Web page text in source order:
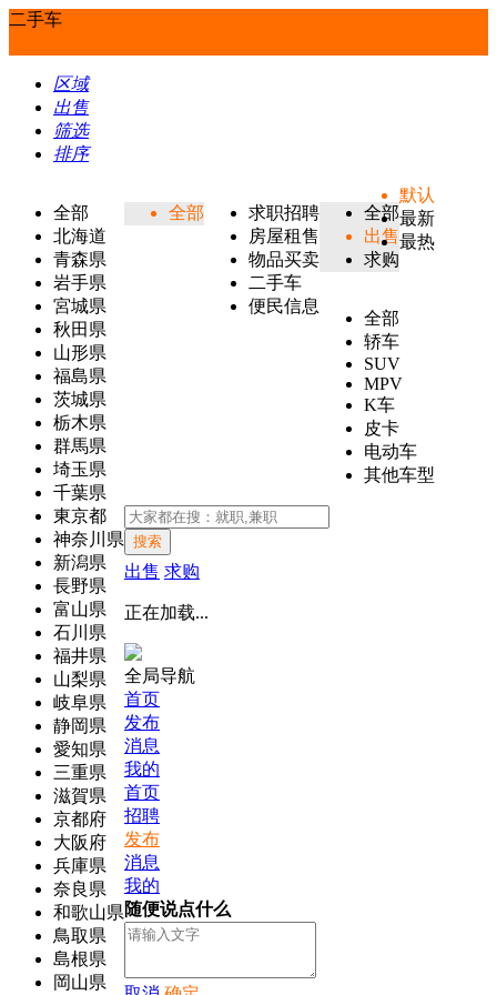
二手车
区域
出售
筛选
排序
全部
北海道
青森県
岩手県
宮城県
秋田県
山形県
福島県
茨城県
栃木県
群馬県
埼玉県
千葉県
東京都
神奈川県
新潟県
長野県
富山県
石川県
福井県
山梨県
岐阜県
静岡県
愛知県
三重県
滋賀県
京都府
大阪府
兵庫県
奈良県
和歌山県
鳥取県
島根県
岡山県
全部
求职招聘
房屋租售
物品买卖
二手车
便民信息
全部
出售
求购
全部
轿车
SUV
MPV
K车
皮卡
电动车
其他车型
默认
最新
最热
搜索
出售 求购
正在加载...
全局导航
首页
发布
消息
我的
首页
招聘
发布
消息
我的
随便说点什么